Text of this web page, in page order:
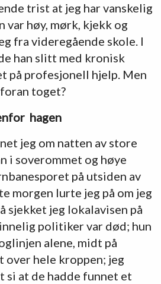
trist at jeg har vanskelig
var høy, mørk, kjekk og
fra videregående skole. I
han slitt med kronisk
på profesjonell hjelp. Men
toget?
hagen
jeg om natten av store
i soverommet og høye
på utsiden av
morgen lurte jeg på om jeg
sjekket jeg lokalavisen på
politiker var død; hun
alene, midt på
over hele kroppen; jeg
at de hadde funnet et